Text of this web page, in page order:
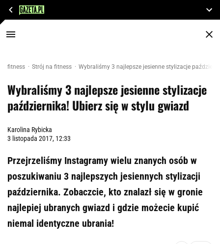
fitness Strój na fitness Wybraliśmy 3 najlepsze jesienne stylizacje
Wybraliśmy 3 najlepsze jesienne stylizacje
października! Ubierz się w stylu gwiazd
Karolina Rybicka
3 listopada 2017, 12:33
Przejrzeliśmy Instagramy wielu znanych osób w
poszukiwaniu 3 najlepszych jesiennych stylizacji
października. Zobaczcie, kto znalazł się w gronie
najlepiej ubranych gwiazd i gdzie możecie kupić
niemal identyczne ubrania!